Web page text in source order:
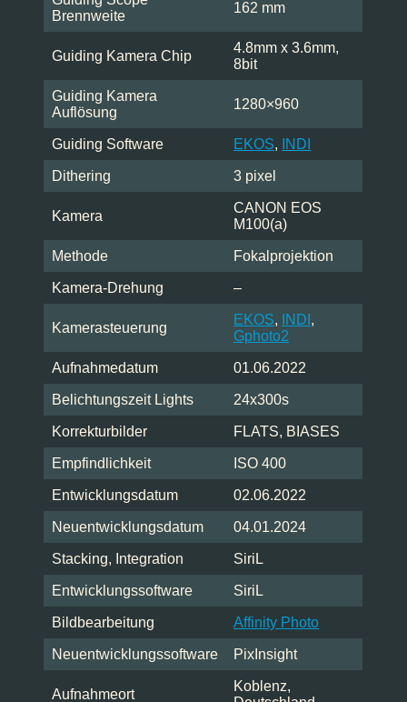
Brennweite
162 mm
Guiding Kamera Chip
4.8mm x 3.6mm,
8bit
Guiding Kamera
Auflösung
1280×960
Guiding Software EKOS, INDI
Dithering 3 pixel
Kamera
CANON EOS
M100(a)
Methode Fokalprojektion
Kamera-Drehung –
Kamerasteuerung
EKOS, INDI ,
Gphoto2
Aufnahmedatum 01.06.2022
Belichtungszeit Lights 24x300s
Korrekturbilder FLATS, BIASES
Empfindlichkeit ISO 400
Entwicklungsdatum 02.06.2022
Neuentwicklungsdatum 04.01.2024
Stacking, Integration SiriL
Entwicklungssoftware SiriL
Bildbearbeitung Affinity Photo
Neuentwicklungssoftware PixInsight
Aufnahmeort
Koblenz,